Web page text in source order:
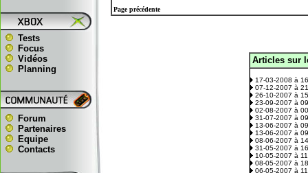
Tests
Focus
Vidéos
Planning
Forum
Partenaires
Equipe
Contacts
Page précédente
Articles sur
17-03-2008 à
07-12-2007 à
26-10-2007 à
23-09-2007 à
02-08-2007 à
31-07-2007 à
13-06-2007 à
13-06-2007 à
08-06-2007 à
31-05-2007 à
10-05-2007 à
08-05-2007 à
06-05-2007 à